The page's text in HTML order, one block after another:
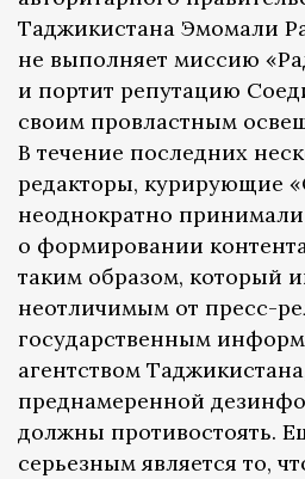
Таджикистана Эмомали
не выполняет миссию
и портит репутацию
своим провластным
В течение последних
редакторы, курирующие
неоднократно
о формировании
таким образом, который
неотличимым от пресс-
государственным
агентством
преднамеренной
должны противостоять.
серьезным является то,